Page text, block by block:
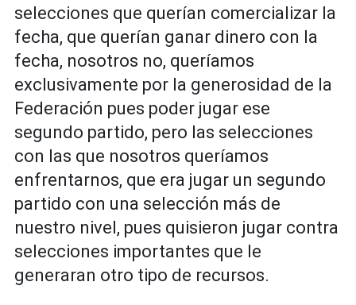
selecciones que querían comercializar la
fecha, que querían ganar dinero con la
fecha, nosotros no, queríamos
exclusivamente por la generosidad de la
Federación pues poder jugar ese
segundo partido, pero las selecciones
con las que nosotros queríamos
enfrentarnos, que era jugar un segundo
partido con una selección más de
nuestro nivel, pues quisieron jugar contra
selecciones importantes que le
generaran otro tipo de recursos.